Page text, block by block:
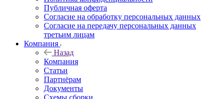
Публичная оферта
Согласие на обработку персональных данных
Согласие на передачу персональных данных
третьим лицам
Компания
Назад
Компания
Статьи
Партнёрам
Документы
Схемы сборки